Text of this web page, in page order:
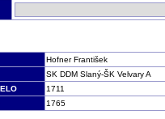
Hofner František
SK DDM Slaný-ŠK Velvary A
1711
1765